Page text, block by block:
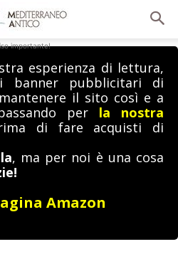
importante!
esperienza di lettura,
banner pubblicitari di
il sito così e a
per la nostra
di fare acquisti di
, ma per noi è una cosa
Amazon